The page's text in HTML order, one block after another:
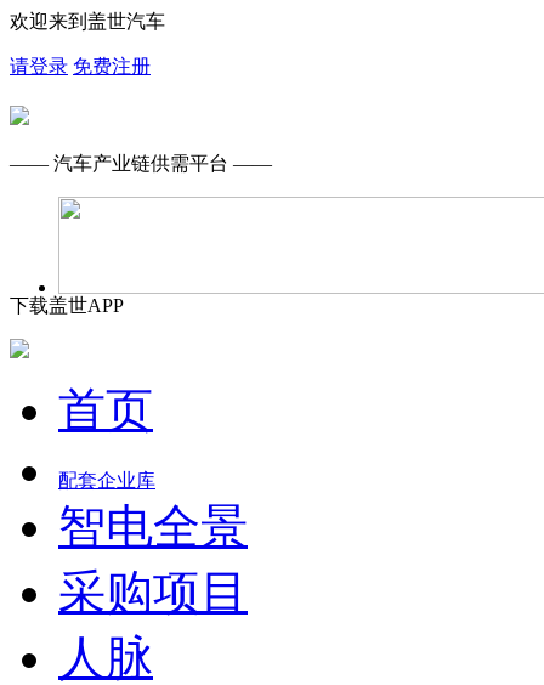
欢迎来到盖世汽车
请登录 免费注册
—— 汽车产业链供需平台 ——
下载盖世APP
首页
配套企业库
智电全景
采购项目
人脉